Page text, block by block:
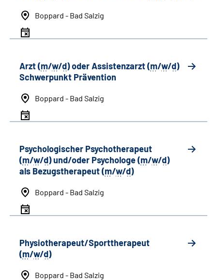
Boppard - Bad Salzig
Arzt (m/w/d) oder Assistenzarzt (m/w/d)
Schwerpunkt Prävention
Boppard - Bad Salzig
Psychologischer Psychotherapeut
(m/w/d) und/oder Psychologe (m/w/d)
als Bezugstherapeut (m/w/d)
Boppard - Bad Salzig
Physiotherapeut/Sporttherapeut
(m/w/d)
Boppard - Bad Salzig